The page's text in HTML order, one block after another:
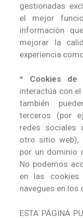
gestionadas
el mejor
información
mejorar la
experiencia
* Cookies de
interactúa con
también
terceros (por
redes sociales
otro sitio web),
por un dominio
No podemos
en las
navegues en
ESTA PÁGINA